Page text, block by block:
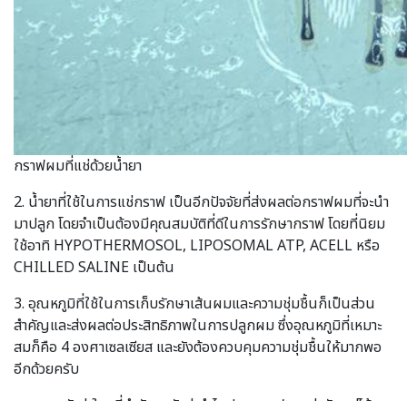
กราฟผมที่แช่ด้วยน้ำยา
2. น้ำยาที่ใช้ในการแช่กราฟ เป็นอีกปัจจัยที่ส่งผลต่อกราฟผมที่จะนำ
มาปลูก โดยจำเป็นต้องมีคุณสมบัติที่ดีในการรักษากราฟ โดยที่นิยม
ใช้อาทิ HYPOTHERMOSOL, LIPOSOMAL ATP, ACELL หรือ
CHILLED SALINE เป็นต้น
3. อุณหภูมิที่ใช้ในการเก็บรักษาเส้นผมและความชุ่มชื้นก็เป็นส่วน
สำคัญและส่งผลต่อประสิทธิภาพในการปลูกผม ซึ่งอุณหภูมิที่เหมาะ
สมก็คือ 4 องศาเซลเซียส และยังต้องควบคุมความชุ่มชื้นให้มากพอ
อีกด้วยครับ